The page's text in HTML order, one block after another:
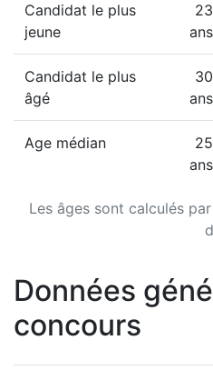
Les âges sont calculés
Candidat le plus
jeune
23
ans
Candidat le plus
âgé
30
ans
Age médian
25
ans
Données
concours